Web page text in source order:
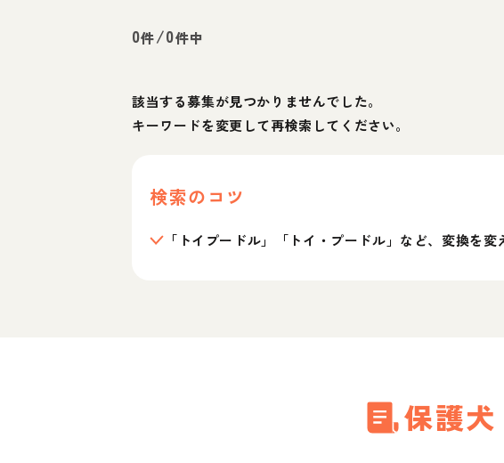
0件/0件中
該当する募集が見つかりませんでした。
キーワードを変更して再検索してください。
検索のコツ
「トイプードル」「トイ・プードル」など、変換を変
保護